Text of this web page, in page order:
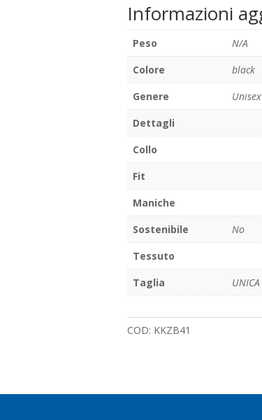
Informazioni
Peso
N/A
Colore
black
Genere
Unisex
Dettagli
Collo
Fit
Maniche
Sostenibile
No
Tessuto
Taglia
UNICA
COD: KKZB41